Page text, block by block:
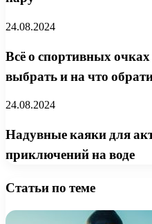
24.08.2024
Всё о спортивных
выбрать и на что
24.08.2024
Надувные каяки для
приключений на воде
Статьи по теме